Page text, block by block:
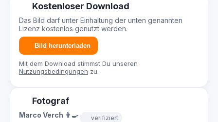
Kostenloser Download
Das Bild darf unter Einhaltung der unten genannten
Lizenz kostenlos genutzt werden.
Bild herunterladen
Mit dem Download stimmst Du unseren
Nutzungsbedingungen zu.
Fotograf
Marco Verch 👨‍🍳 verifiziert